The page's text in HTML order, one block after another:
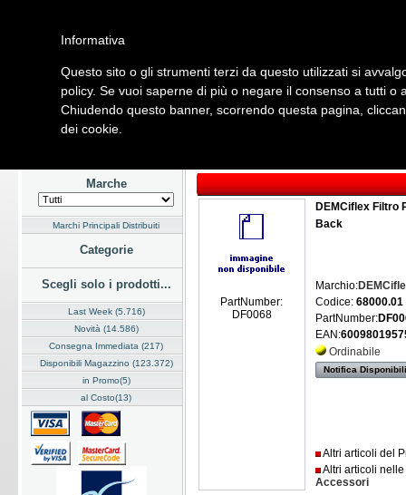
Home Listino Marchi Dati Cliente Servizi Company
Hardware Software Fotografia Telefonia Audio Video
Marche
Marchi Principali Distribuiti
Categorie
Scegli solo i prodotti...
Last Week (5.716)
Novità (14.586)
Consegna Immediata (217)
Disponibili Magazzino (123.372)
in Promo(5)
al Costo(13)
PartNumber:
DF0068
DEMCiflex Filtro
Back
Marchio:
Codice:68000.01
PartNumber:
EAN:
Ordinabile
Notifica
Altri articoli del
Altri articoli nelle
Accessori
Informativa
Questo sito o gli strumenti terzi da questo utilizzati si
policy. Se vuoi saperne di più o negare il consenso a tutti o
Chiudendo questo banner, scorrendo questa pagina,
dei cookie.